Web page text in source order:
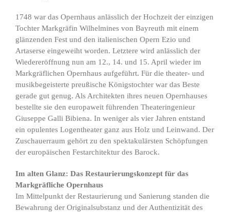
1748 war das Opernhaus anlässlich der Hochzeit der einzigen
Tochter Markgräfin Wilhelmines von Bayreuth mit einem
glänzenden Fest und den italienischen Opern Ezio und
Artaserse eingeweiht worden. Letztere wird anlässlich der
Wiedereröffnung nun am 12., 14. und 15. April wieder im
Markgräflichen Opernhaus aufgeführt. Für die theater- und
musikbegeisterte preußische Königstochter war das Beste
gerade gut genug. Als Architekten ihres neuen Opernhauses
bestellte sie den europaweit führenden Theateringenieur
Giuseppe Galli Bibiena. In weniger als vier Jahren entstand
ein opulentes Logentheater ganz aus Holz und Leinwand. Der
Zuschauerraum gehört zu den spektakulärsten Schöpfungen
der europäischen Festarchitektur des Barock.
Im alten Glanz: Das Restaurierungskonzept für das
Markgräfliche Opernhaus
Im Mittelpunkt der Restaurierung und Sanierung standen die
Bewahrung der Originalsubstanz und der Authentizität des